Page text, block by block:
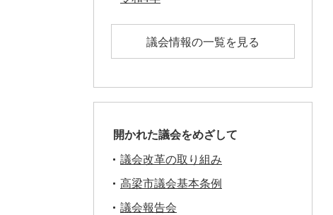
議会情報の一覧を見る
開かれた議会をめざして
議会改革の取り組み
高梁市議会基本条例
議会報告会